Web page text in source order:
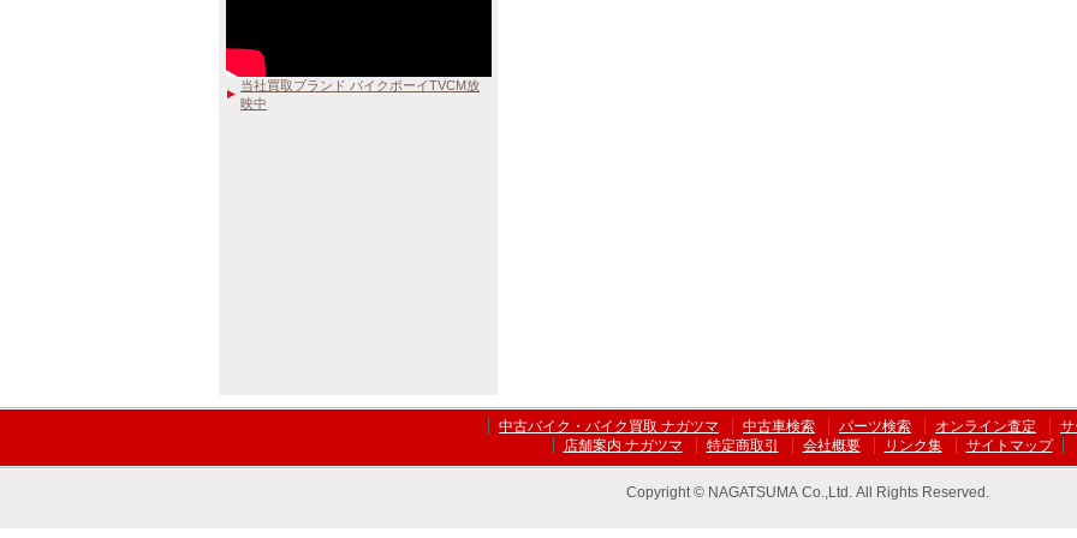
当社買取ブランド バイクボーイTVCM放
映中
中古バイク・バイク買取 ナガツマ 中古車検索 パーツ検索 オンライン査定
店舗案内 ナガツマ
特定商取引 会社概要 リンク集 サイトマップ
Copyright © NAGATSUMA Co.,Ltd. All Rights Reserved.